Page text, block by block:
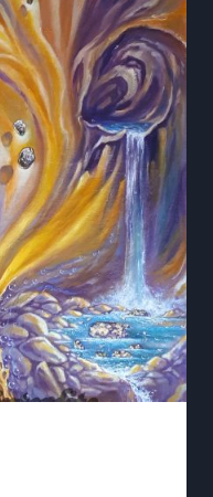
plus
ancien